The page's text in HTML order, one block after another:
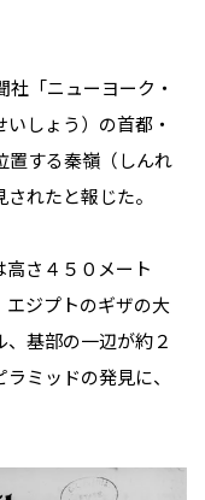
「ニューヨーク・
しょう）の首都・
置する秦嶺（しんれ
れたと報じた。
さ４５０メート
エジプトのギザの大
基部の一辺が約２
ミッドの発見に、